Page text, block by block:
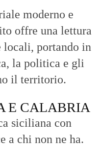
moderno e
offre una lettura
locali, portando in
la politica e gli
il territorio.
E CALABRIA
siciliana con
a chi non ne ha.